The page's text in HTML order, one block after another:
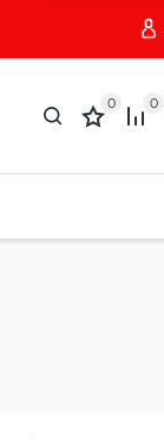
0 0